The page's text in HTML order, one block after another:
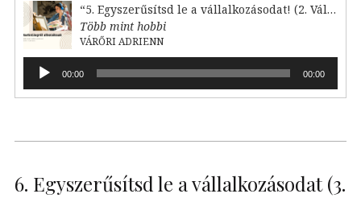
“5. Egyszerűsítsd le a vállalkozásodat! (2. Válaszd le)”
Több mint hobbi
VÁRŐRI ADRIENN
Audió
lejátszó00:00 00:00
6. Egyszerűsítsd le a vállalkozásodat (3.